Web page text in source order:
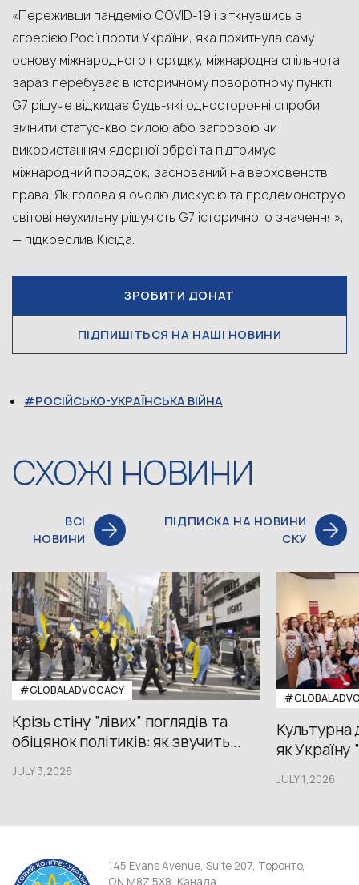
«Переживши пандемію COVID-19 і зіткнувшись з
агресією Росії проти України, яка похитнула саму
основу міжнародного порядку, міжнародна спільнота
зараз перебуває в історичному поворотному пункті.
G7 рішуче відкидає будь-які односторонні спроби
змінити статус-кво силою або загрозою чи
використанням ядерної зброї та підтримує
міжнародний порядок, заснований на верховенстві
права. Як голова я очолю дискусію та продемонструю
світові неухильну рішучість G7 історичного значення»,
— підкреслив Кісіда.
ЗРОБИТИ ДОНАТ
ПІДПИШІТЬСЯ НА НАШІ НОВИНИ
РОСІЙСЬКО-УКРАЇНСЬКА ВІЙНА
СХОЖІ НОВИНИ
ВСІ
НОВИНИ
ПІДПИСКА НА НОВИНИ
СКУ
#GLOBALADVOCACY
Крізь стіну “лівих” поглядів та
обіцянок політиків: як звучить...
JULY 3,2026
Культурна
як
JULY 1,2026
145 Evans Avenue, Suite 207, Торонто,
ON M8Z 5X8, Канада